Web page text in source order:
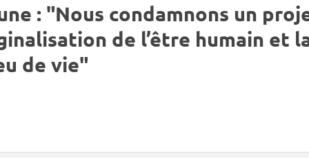
: "Nous condamnons un
de l’être humain et
de vie"